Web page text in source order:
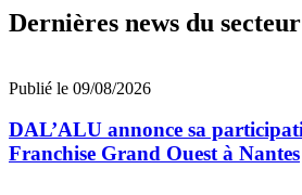
Dernières news du secteur
Publié le 09/08/2026
DAL’ALU annonce sa
Franchise Grand Ouest à Nantes